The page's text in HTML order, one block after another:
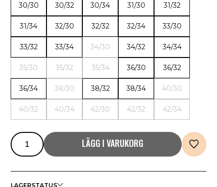
30/30 30/32 30/34 31/30 31/32
31/34 32/30 32/32 32/34 33/30
33/32 33/34 34/30 34/32 34/34
35/30 35/32 35/34 36/30 36/32
36/34 38/30 38/32 38/34 40/30
40/32 40/34 42/30 42/32 42/34
LÄGG I VARUKORG
LAGERSTATUS